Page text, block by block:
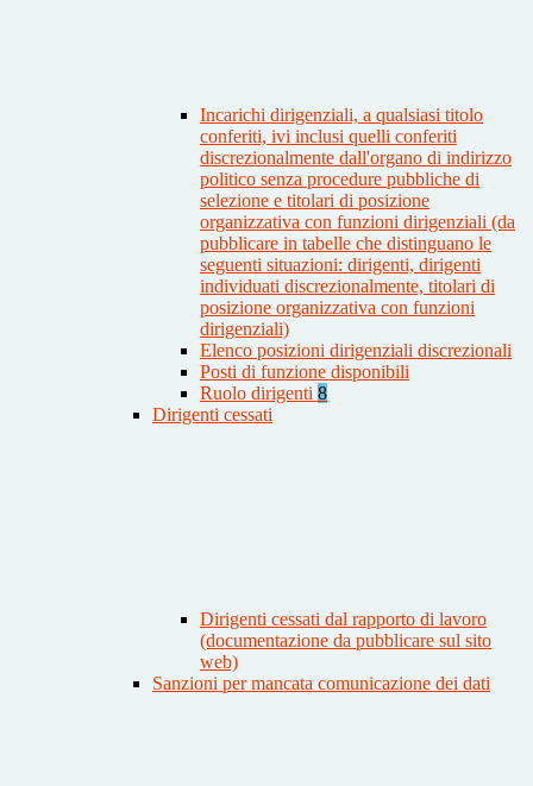
Incarichi dirigenziali, a qualsiasi titolo
conferiti, ivi inclusi quelli conferiti
discrezionalmente dall'organo di indirizzo
politico senza procedure pubbliche di
selezione e titolari di posizione
organizzativa con funzioni dirigenziali (da
pubblicare in tabelle che distinguano le
seguenti situazioni: dirigenti, dirigenti
individuati discrezionalmente, titolari di
posizione organizzativa con funzioni
dirigenziali)
Elenco posizioni dirigenziali discrezionali
Posti di funzione disponibili
Ruolo dirigenti 8
Dirigenti cessati
Dirigenti cessati dal rapporto di lavoro
(documentazione da pubblicare sul sito
web)
Sanzioni per mancata comunicazione dei dati